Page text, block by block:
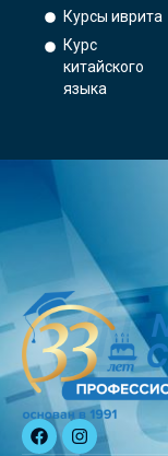
Курсы иврита
Курс
китайского
языка